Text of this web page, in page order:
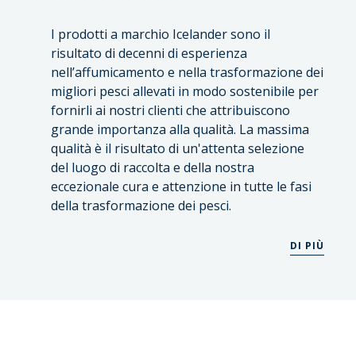
I prodotti a marchio Icelander sono il
risultato di decenni di esperienza
nell’affumicamento e nella trasformazione dei
migliori pesci allevati in modo sostenibile per
fornirli ai nostri clienti che attribuiscono
grande importanza alla qualità. La massima
qualità è il risultato di un'attenta selezione
del luogo di raccolta e della nostra
eccezionale cura e attenzione in tutte le fasi
della trasformazione dei pesci.
DI PIÙ